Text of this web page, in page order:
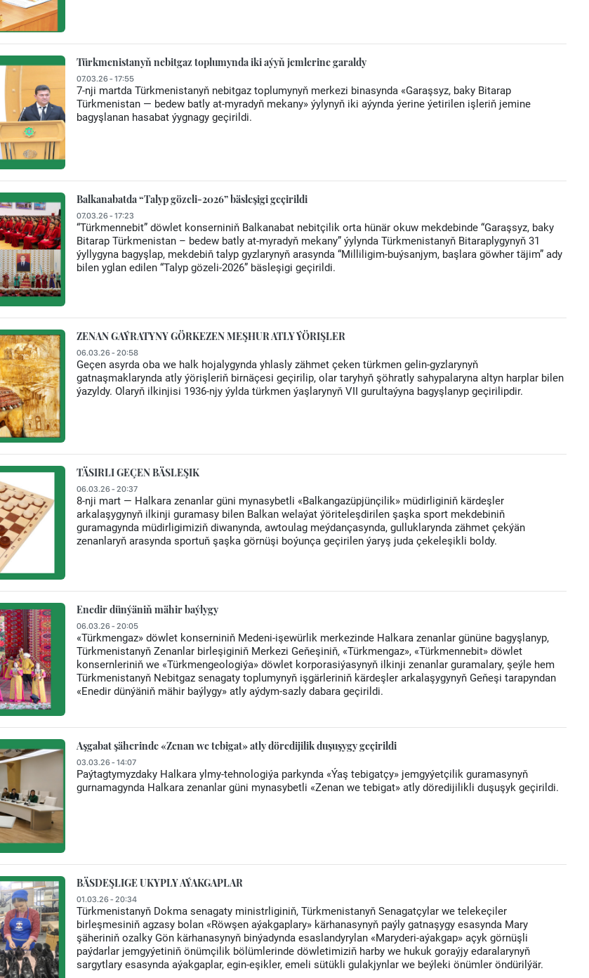
Türkmenistanyň nebitgaz toplumynda iki aýyň jemlerine garaldy
07.03.26 - 17:55
7-nji martda Türkmenistanyň nebitgaz toplumynyň merkezi binasynda «Garaşsyz, baky Bitarap
Türkmenistan — bedew batly at-myradyň mekany» ýylynyň iki aýynda ýerine ýetirilen işleriň jemine
bagyşlanan hasabat ýygnagy geçirildi.
Balkanabatda “Talyp gözeli-2026” bäsleşigi geçirildi
07.03.26 - 17:23
“Türkmennebit” döwlet konserniniň Balkanabat nebitçilik orta hünär okuw mekdebinde “Garaşsyz, baky
Bitarap Türkmenistan – bedew batly at-myradyň mekany” ýylynda Türkmenistanyň Bitaraplygynyň 31
ýyllygyna bagyşlap, mekdebiň talyp gyzlarynyň arasynda “Milliligim-buýsanjym, başlara göwher täjim” ady
bilen yglan edilen “Talyp gözeli-2026” bäsleşigi geçirildi.
ZENAN GAÝRATYNY GÖRKEZEN MEŞHUR ATLY ÝÖRIŞLER
06.03.26 - 20:58
Geçen asyrda oba we halk hojalygynda yhlasly zähmet çeken türkmen gelin-gyzlarynyň
gatnaşmaklarynda atly ýörişleriň birnäçesi geçirilip, olar taryhyň şöhratly sahypalaryna altyn harplar bilen
ýazyldy. Olaryň ilkinjisi 1936-njy ýylda türkmen ýaşlarynyň VII gurultaýyna bagyşlanyp geçirilipdir.
TÄSIRLI GEÇEN BÄSLEŞIK
06.03.26 - 20:37
8-nji mart — Halkara zenanlar güni mynasybetli «Balkangazüpjünçilik» müdirliginiň kärdeşler
arkalaşygynyň ilkinji guramasy bilen Balkan welaýat ýöriteleşdirilen şaşka sport mekdebiniň
guramagynda müdirligimiziň diwanynda, awtoulag meýdançasynda, gulluklarynda zähmet çekýän
zenanlaryň arasynda sportuň şaşka görnüşi boýunça geçirilen ýaryş juda çekeleşikli boldy.
Enedir dünýäniň mähir baýlygy
06.03.26 - 20:05
«Türkmengaz» döwlet konserniniň Medeni-işewürlik merkezinde Halkara zenanlar gününe bagyşlanyp,
Türkmenistanyň Zenanlar birleşiginiň Merkezi Geňeşiniň, «Türkmengaz», «Türkmennebit» döwlet
konsernleriniň we «Türkmengeologiýa» döwlet korporasiýasynyň ilkinji zenanlar guramalary, şeýle hem
Türkmenistanyň Nebitgaz senagaty toplumynyň işgärleriniň kärdeşler arkalaşygynyň Geňeşi tarapyndan
«Enedir dünýäniň mähir baýlygy» atly aýdym-sazly dabara geçirildi.
Aşgabat şäherinde «Zenan we tebigat» atly döredijilik duşuşygy geçirildi
03.03.26 - 14:07
Paýtagtymyzdaky Halkara ylmy-tehnologiýa parkynda «Ýaş tebigatçy» jemgyýetçilik guramasynyň
gurnamagynda Halkara zenanlar güni mynasybetli «Zenan we tebigat» atly döredijilikli duşuşyk geçirildi.
BÄSDEŞLIGE UKYPLY AÝAKGAPLAR
01.03.26 - 20:34
Türkmenistanyň Dokma senagaty ministrliginiň, Türkmenistanyň Senagatçylar we telekeçiler
birleşmesiniň agzasy bolan «Röwşen aýakgaplary» kärhanasynyň paýly gatnaşygy esasynda Mary
şäheriniň ozalky Gön kärhanasynyň binýadynda esaslandyrylan «Maryderi-aýakgap» açyk görnüşli
paýdarlar jemgyýetiniň önümçilik bölümlerinde döwletimiziň harby we hukuk goraýjy edaralarynyň
sargytlary esasynda aýakgaplar, egin-eşikler, emeli sütükli gulakjynlar we beýleki önümler öndürilýär.